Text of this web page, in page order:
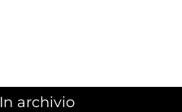
In archivio